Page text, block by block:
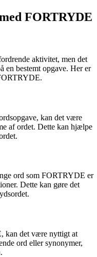
FORTRYDE
aktivitet, men det
en bestemt opgave. Her er
kan det være
af ordet. Dette kan hjælpe
ord som FORTRYDE er
Dette kan gøre det
kan det være nyttigt at
ord eller synonymer,